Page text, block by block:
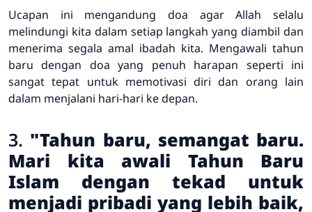
Ucapan ini mengandung doa agar Allah selalu
melindungi kita dalam setiap langkah yang diambil dan
menerima segala amal ibadah kita. Mengawali tahun
baru dengan doa yang penuh harapan seperti ini
sangat tepat untuk memotivasi diri dan orang lain
dalam menjalani hari-hari ke depan.
3. "Tahun baru, semangat baru.
Mari kita awali Tahun Baru
Islam dengan tekad untuk
menjadi pribadi yang lebih baik,